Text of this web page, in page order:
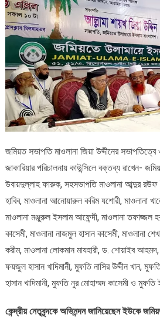
জমিয়ত সভাপতি মাওলানা জিয়া উদ্দীনের সভাপতিত্বে
জাকারিয়ার পরিচালনায় কাউন্সিলে বক্তব্য রাখেন-
উবায়দুল্লাহ ফারুক, সহসভাপতি মাওলানা আব্দুর
হাবিব, মাওলানা আনোয়ারুল করিম যশোরী, মাওলানা
মাওলানা মঞ্জুরুল ইসলাম আফেন্দী, মাওলানা
কাসেমী, মাওলানা নাজমুল হাসান কাসেমী, মাওলানা
করীম, মাওলানা লোকমান মাযহারী, ড. শোয়াইব
ফয়জুল হাসান খাদিমানী, মুফতি নাসির উদ্দীন খান,
হাসান খাদিমানী, মুফতি নুর মোহাম্মদ কাসেমী ও মুফতি
কেন্দ্রীয় নেতৃবৃন্দকে অভিনন্দন জানিয়েছেন ইউকে